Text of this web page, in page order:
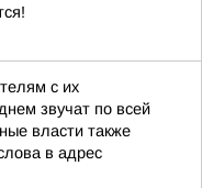
с их
звучат по всей
власти также
в адрес